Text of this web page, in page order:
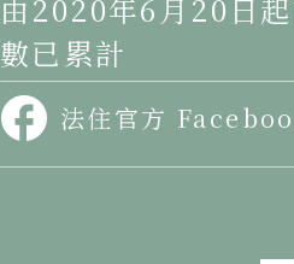
由2020年6月20日
數已累計
法住官方